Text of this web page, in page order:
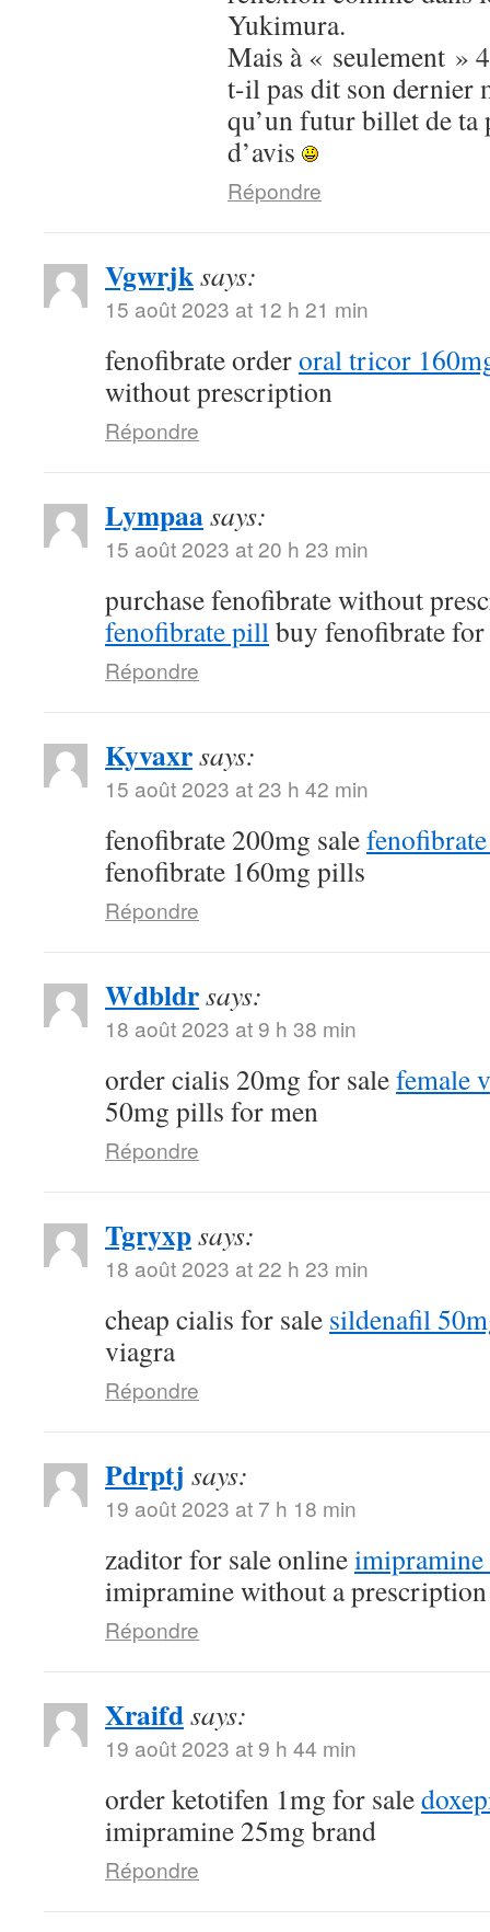
Yukimura.
Mais à « seulement »
t-il pas dit son dernier
qu’un futur billet de ta
d’avis
Répondre
Vgwrjksays:
15 août 2023 at 12 h 21 min
fenofibrate orderoral tricor
without prescription
Répondre
Lympaasays:
15 août 2023 at 20 h 23 min
purchase fenofibrate without
fenofibrate pillbuy fenofibrate for
Répondre
Kyvaxrsays:
15 août 2023 at 23 h 42 min
fenofibrate 200mg sale
fenofibrate 160mg pills
Répondre
Wdbldrsays:
18 août 2023 at 9 h 38 min
order cialis 20mg for salefemale
50mg pills for men
Répondre
Tgryxpsays:
18 août 2023 at 22 h 23 min
cheap cialis for sale sildenafil
viagra
Répondre
Pdrptj says:
19 août 2023 at 7 h 18 min
zaditor for sale onlineimipramine
imipramine without a prescription
Répondre
Xraifdsays:
19 août 2023 at 9 h 44 min
order ketotifen 1mg for sale
imipramine 25mg brand
Répondre